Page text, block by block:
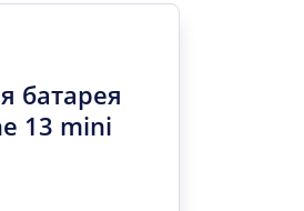
батарея
13 mini